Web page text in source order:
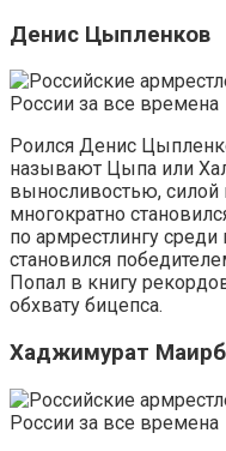
Денис Цыпленков
Роился Денис
называют Цыпа или
выносливостью,
многократно
по армрестлингу
становился
Попал в книгу
обхвату бицепса.
Хаджимурат